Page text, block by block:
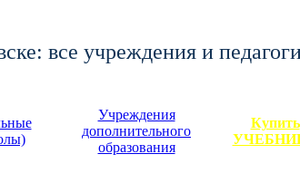
все учреждения и
Учреждения
дополнительного
образования
Купить